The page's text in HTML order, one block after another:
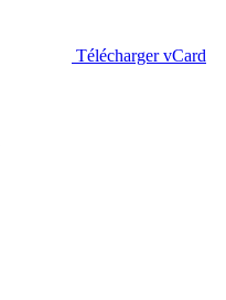
Télécharger vCard